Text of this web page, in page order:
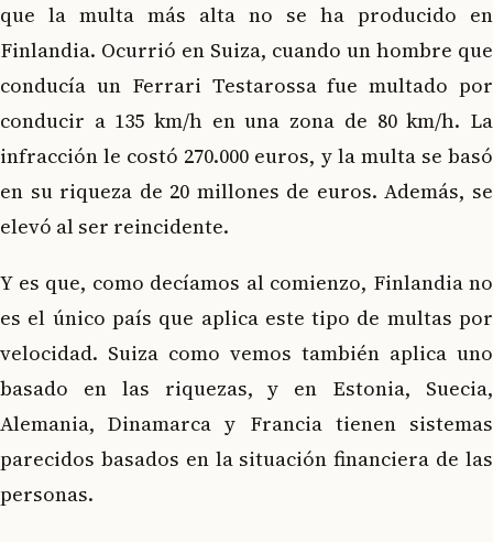
que la multa más alta no se ha producido en
Finlandia. Ocurrió en Suiza, cuando un hombre que
conducía un Ferrari Testarossa fue multado por
conducir a 135 km/h en una zona de 80 km/h. La
infracción le costó 270.000 euros, y la multa se basó
en su riqueza de 20 millones de euros. Además, se
elevó al ser reincidente.
Y es que, como decíamos al comienzo, Finlandia no
es el único país que aplica este tipo de multas por
velocidad. Suiza como vemos también aplica uno
basado en las riquezas, y en Estonia, Suecia,
Alemania, Dinamarca y Francia tienen sistemas
parecidos basados en la situación financiera de las
personas.